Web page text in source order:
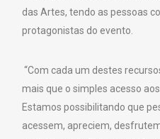
das Artes, tendo as pessoas
protagonistas do evento.
“Com cada um destes
mais que o simples acesso
Estamos possibilitando que
acessem, apreciem,